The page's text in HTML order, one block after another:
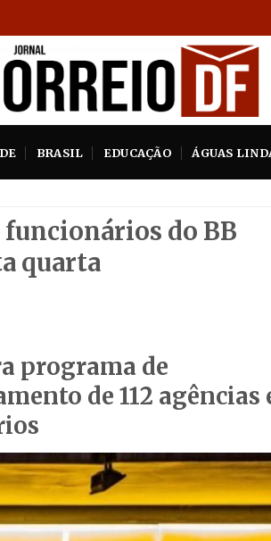
BRASIL EDUCAÇÃO ÁGUAS
do BB
quarta
programa de
de 112 agências